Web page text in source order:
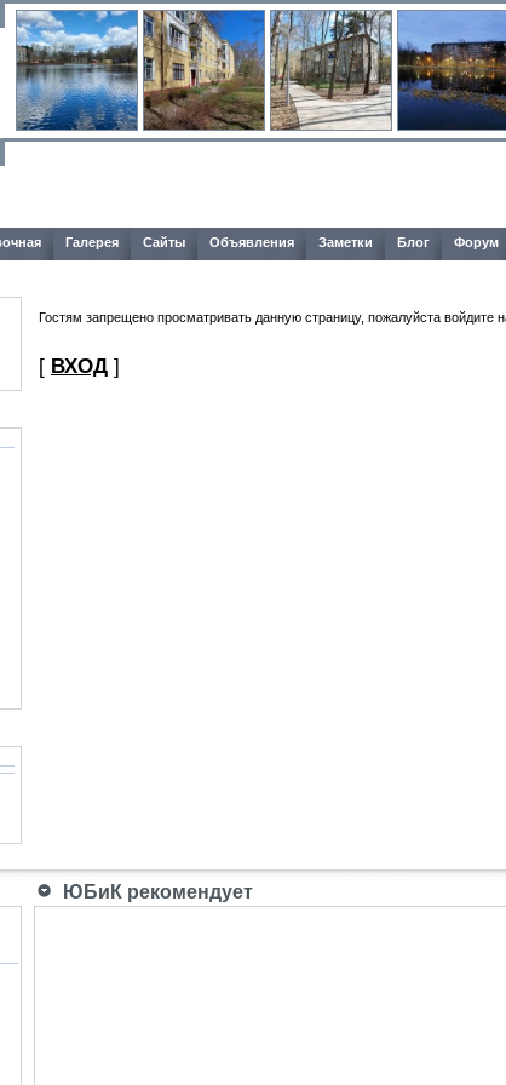
Галерея Сайты Объявления Заметки Блог Форум
Гостям запрещено просматривать данную страницу, пожалуйста войдите
[ ВХОД ]
ЮБиК рекомендует